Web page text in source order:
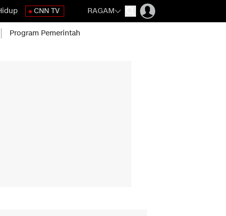
CNN TV RAGAM
Program Pemerintah